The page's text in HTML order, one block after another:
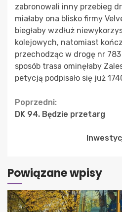
zabronowali inny przebieg
miałaby ona blisko firmy
biegłaby wzdłuż
kolejowych, natomiast
przechodząc w drogę nr
sposób trasa ominęłaby
petycją podpisało się już
Continue
Reading
Poprzedni:
DK 94. Będzie przetarg
Powiązane wpisy